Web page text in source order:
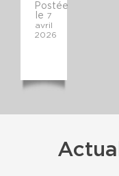
Postée
le 7
avril
2026